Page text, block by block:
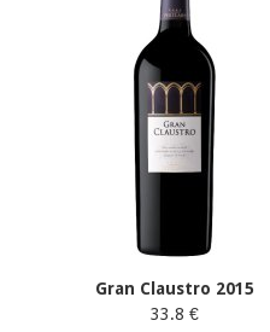
Gran Claustro 2015
33.8 €